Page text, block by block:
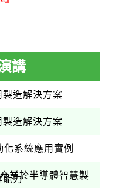
講
造解決方案
造解決方案
系統應用實例
業於半導體智慧製
能力